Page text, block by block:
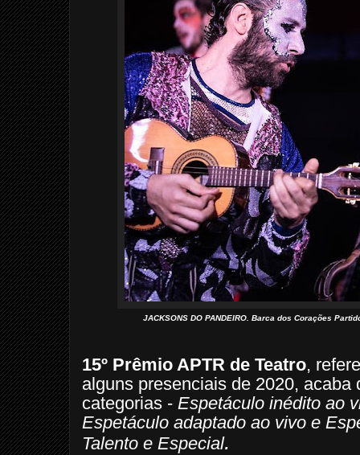
JACKSONS DO PANDEIRO. Barca dos Corações
15º Prêmio APTR de Teatro,
alguns presenciais de 2020,
categorias - Espetáculo inédito ao
Espetáculo adaptado ao vivo e
Talento e Especial.